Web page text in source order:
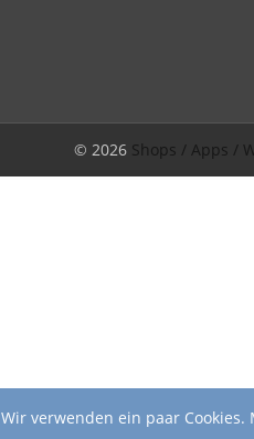
© 2026 Shops / Apps /
Wir verwenden ein paar